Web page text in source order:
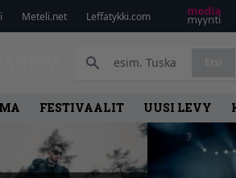
Meteli.net Leffatykki.com
FESTIVAALIT UUSI LEVY